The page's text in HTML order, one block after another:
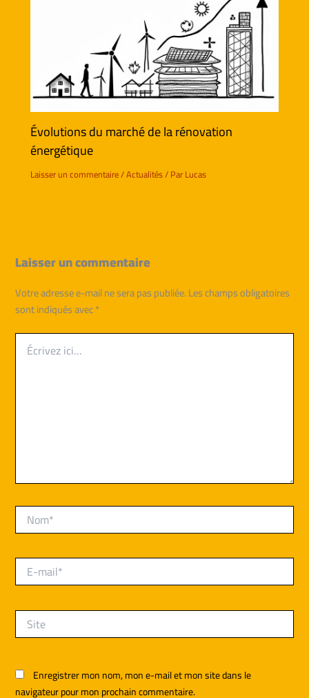
Évolutions du marché de la rénovation
énergétique
Laisser un commentaire/Actualités/ ParLucas
Laisser un commentaire
Votre adresse e-mail ne sera pas publiée.Les champs obligatoires
sont indiqués avec*
Écrivez
ici…
Nom*
E-
mail*
Site
Enregistrer mon nom, mon e-mail et mon site dans le
navigateur pour mon prochain commentaire.